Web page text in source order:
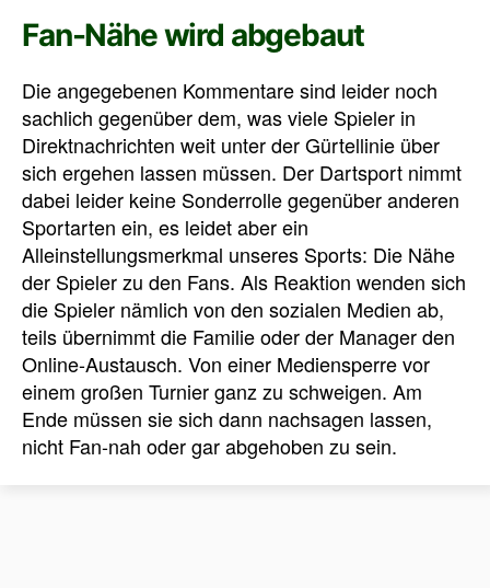
Fan-Nähe wird abgebaut
Die angegebenen Kommentare sind leider noch
sachlich gegenüber dem, was viele Spieler in
Direktnachrichten weit unter der Gürtellinie über
sich ergehen lassen müssen. Der Dartsport nimmt
dabei leider keine Sonderrolle gegenüber anderen
Sportarten ein, es leidet aber ein
Alleinstellungsmerkmal unseres Sports: Die Nähe
der Spieler zu den Fans. Als Reaktion wenden sich
die Spieler nämlich von den sozialen Medien ab,
teils übernimmt die Familie oder der Manager den
Online-Austausch. Von einer Mediensperre vor
einem großen Turnier ganz zu schweigen. Am
Ende müssen sie sich dann nachsagen lassen,
nicht Fan-nah oder gar abgehoben zu sein.